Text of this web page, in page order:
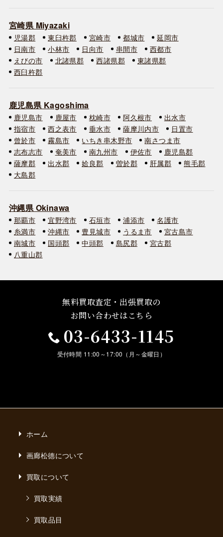
宮崎県 Miyazaki
児湯郡 東臼杵郡 宮崎市 都城市
延岡市
日南市
小林市 日向市 串間市
西都市
えびの市
北諸県郡 西諸県郡
東諸県郡
西臼杵郡
鹿児島県 Kagoshima
鹿児島市 鹿屋市 枕崎市 阿久根市
出水市
指宿市
西之表市 垂水市 薩摩川内市
日置市
曾於市
霧島市 いちき串木野市
南さつま市
志布志市
奄美市 南九州市 伊佐市
鹿児島郡
薩摩郡
出水郡 姶良郡 曽於郡 肝属郡
熊毛郡
大島郡
沖縄県 Okinawa
那覇市 宜野湾市 石垣市 浦添市
名護市
糸満市
沖縄市 豊見城市 うるま市
宮古島市
南城市
国頭郡 中頭郡 島尻郡
宮古郡
八重山郡
無料買取査定・出張買取の
お問い合わせはこちら
03-6433-1145
受付時間 11:00～17:00（月～金曜日）
ホーム
画廊松德について
買取について
買取実績
買取品目